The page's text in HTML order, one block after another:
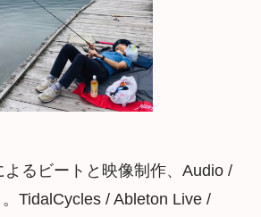
よるビートと映像制作、Audio /
TidalCycles / Ableton Live /